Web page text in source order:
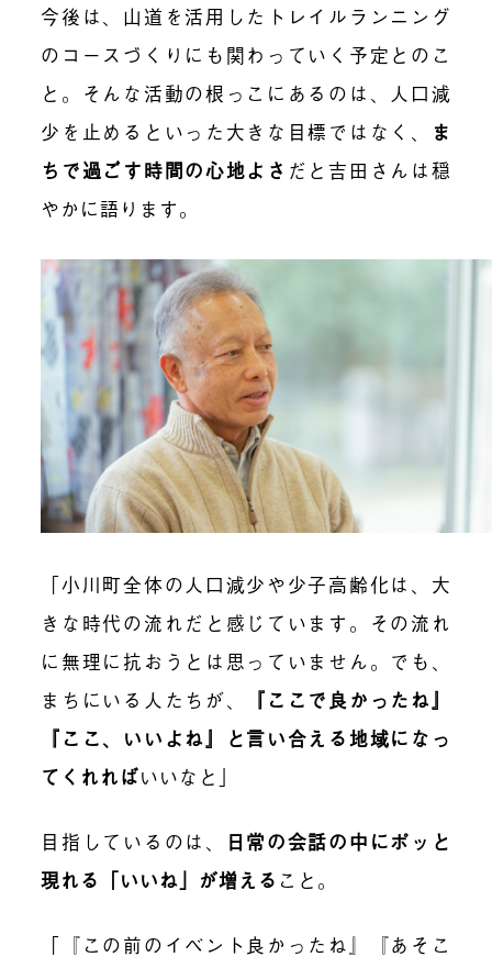
今後は、山道を活用したトレイルランニング
のコースづくりにも関わっていく予定とのこ
と。そんな活動の根っこにあるのは、人口減
少を止めるといった大きな目標ではなく、
ま
ちで過ごす時間の心地よさ だと吉田さんは穏
やかに語ります。
「小川町全体の人口減少や少子高齢化は、大
きな時代の流れだと感じています。その流れ
に無理に抗おうとは思っていません。でも、
まちにいる人たちが、
『 ここで良かったね』
『ここ、いいよね』と言い合える地域になっ
てくれればいいなと」
目指しているのは、
日常の会話の中にポッと
現れる「いいね」が増える こと。
「『この前のイベント良かったね』『あそこ